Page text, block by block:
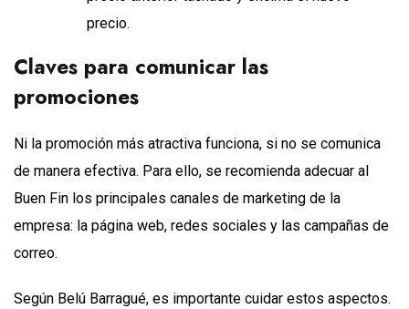
precio.
Claves para comunicar las
promociones
Ni la promoción más atractiva funciona, si no se comunica
de manera efectiva. Para ello, se recomienda adecuar al
Buen Fin los principales canales de marketing de la
empresa: la página web, redes sociales y las campañas de
correo.
Según Belú Barragué, es importante cuidar estos aspectos.